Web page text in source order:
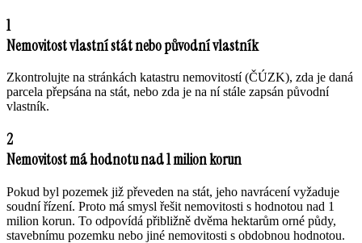
1
Nemovitost vlastní stát nebo původní vlastník
Zkontrolujte na stránkách katastru nemovitostí (ČÚZK), zda je daná
parcela přepsána na stát, nebo zda je na ní stále zapsán původní
vlastník.
2
Nemovitost má hodnotu nad 1 milion korun
Pokud byl pozemek již převeden na stát, jeho navrácení vyžaduje
soudní řízení. Proto má smysl řešit nemovitosti s hodnotou nad 1
milion korun. To odpovídá přibližně dvěma hektarům orné půdy,
stavebnímu pozemku nebo jiné nemovitosti s obdobnou hodnotou.